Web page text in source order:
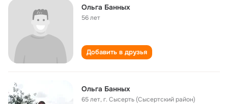
Ольга Банных
56 лет
Добавить в друзья
Ольга Банных
65 лет,г. Сысерть (Сысертский район)